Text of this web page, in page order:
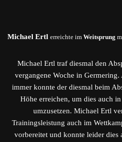
Michael Ertl erreichte im Weitsprung
Michael Ertl traf diesmal den
vergangene Woche in
immer konnte der diesmal beim
Höhe erreichen, um dies auch
umzusetzen. Michael Ertl
Trainingsleistung auch im
vorbereitet und konnte leider dies